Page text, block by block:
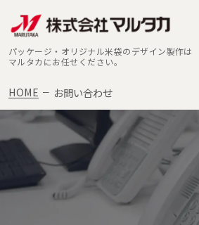
パッケージ・オリジナル米袋のデザイン製作は
マルタカにお任せください。
HOME お問い合わせ